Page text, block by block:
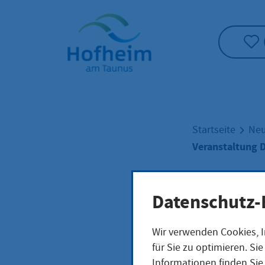
Startseite"
Startseite
Veranstaltung
Wir verwenden
für Sie zu optimieren.